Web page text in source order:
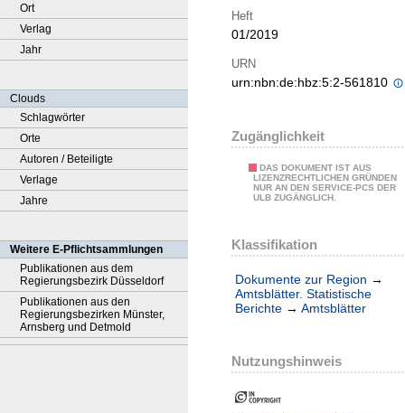
Ort
Verlag
Jahr
Clouds
Schlagwörter
Orte
Autoren / Beteiligte
Verlage
Jahre
Weitere E-Pflichtsammlungen
Publikationen aus dem
Regierungsbezirk Düsseldorf
Publikationen aus den
Regierungsbezirken Münster,
Arnsberg und Detmold
Heft
01/2019
URN
urn:nbn:de:hbz:5:2-561810
Zugänglichkeit
DAS DOKUMENT IST AUS
LIZENZRECHTLICHEN GRÜNDEN
NUR AN DEN SERVICE-PCS DER
ULB ZUGÄNGLICH.
Klassifikation
Dokumente zur Region →
Amtsblätter. Statistische
Berichte → Amtsblätter
Nutzungshinweis